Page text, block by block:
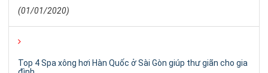
(01/01/2020)
Top 4 Spa xông hơi Hàn Quốc ở Sài Gòn giúp thư giãn cho gia